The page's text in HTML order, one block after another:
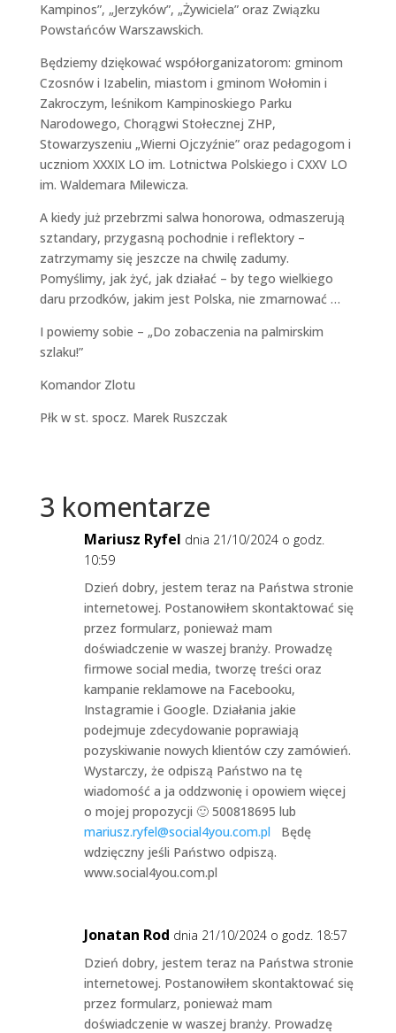
Kampinos”, „Jerzyków”, „Żywiciela” oraz Związku
Powstańców Warszawskich.
Będziemy dziękować współorganizatorom: gminom
Czosnów i Izabelin, miastom i gminom Wołomin i
Zakroczym, leśnikom Kampinoskiego Parku
Narodowego, Chorągwi Stołecznej ZHP,
Stowarzyszeniu „Wierni Ojczyźnie” oraz pedagogom i
uczniom XXXIX LO im. Lotnictwa Polskiego i CXXV LO
im. Waldemara Milewicza.
A kiedy już przebrzmi salwa honorowa, odmaszerują
sztandary, przygasną pochodnie i reflektory –
zatrzymamy się jeszcze na chwilę zadumy.
Pomyślimy, jak żyć, jak działać – by tego wielkiego
daru przodków, jakim jest Polska, nie zmarnować …
I powiemy sobie – „Do zobaczenia na palmirskim
szlaku!”
Komandor Zlotu
Płk w st. spocz. Marek Ruszczak
3 komentarze
Mariusz Ryfel dnia 21/10/2024 o godz.
10:59
Dzień dobry, jestem teraz na Państwa stronie
internetowej. Postanowiłem skontaktować się
przez formularz, ponieważ mam
doświadczenie w waszej branży. Prowadzę
firmowe social media, tworzę treści oraz
kampanie reklamowe na Facebooku,
Instagramie i Google. Działania jakie
podejmuje zdecydowanie poprawiają
pozyskiwanie nowych klientów czy zamówień.
Wystarczy, że odpiszą Państwo na tę
wiadomość a ja oddzwonię i opowiem więcej
o mojej propozycji 🙂 500818695 lub
mariusz.ryfel@social4you.com.pl Będę
wdzięczny jeśli Państwo odpiszą.
www.social4you.com.pl
Jonatan Rod dnia 21/10/2024 o godz. 18:57
Dzień dobry, jestem teraz na Państwa stronie
internetowej. Postanowiłem skontaktować się
przez formularz, ponieważ mam
doświadczenie w waszej branży. Prowadzę